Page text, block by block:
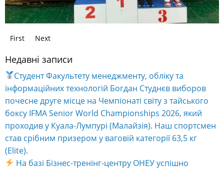
First Next
Недавні записи
Студент Факультету менеджменту, обліку та
інформаційних технологій Богдан Студнєв виборов
почесне друге місце на Чемпіонаті світу з тайського
боксу IFMA Senior World Championships 2026, який
проходив у Куала-Лумпурі (Малайзія). Наш спортсмен
став срібним призером у ваговій категорії 63,5 кг
(Elite).
На базі Бізнес-тренінг-центру ОНЕУ успішно